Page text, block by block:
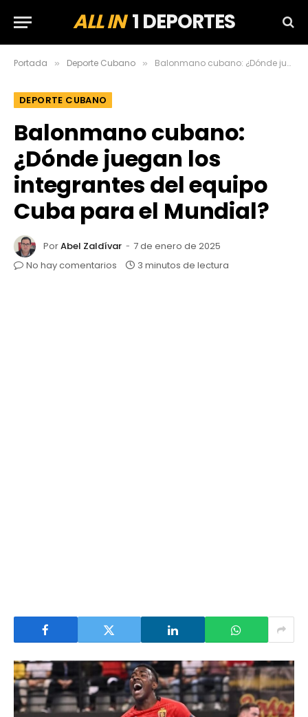
ALL IN1 DEPORTES
Portada » Deporte Cubano » Balonmano cubano: ¿Dónde juegan los integrantes del equipo Cuba para el Mundial?
DEPORTE CUBANO
Balonmano cubano:
¿Dónde juegan los
integrantes del equipo
Cuba para el Mundial?
PorAbel Zaldívar
7 de enero de 2025
No hay comentarios
3 minutos de lectura